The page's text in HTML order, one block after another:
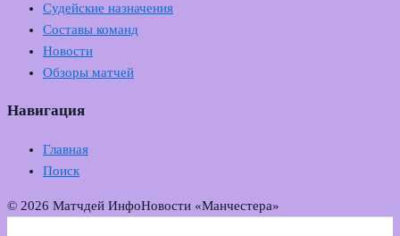
Судейские назначения
Составы команд
Новости
Обзоры матчей
Навигация
Главная
Поиск
© 2026 Матчдей ИнфоНовости «Манчестера»